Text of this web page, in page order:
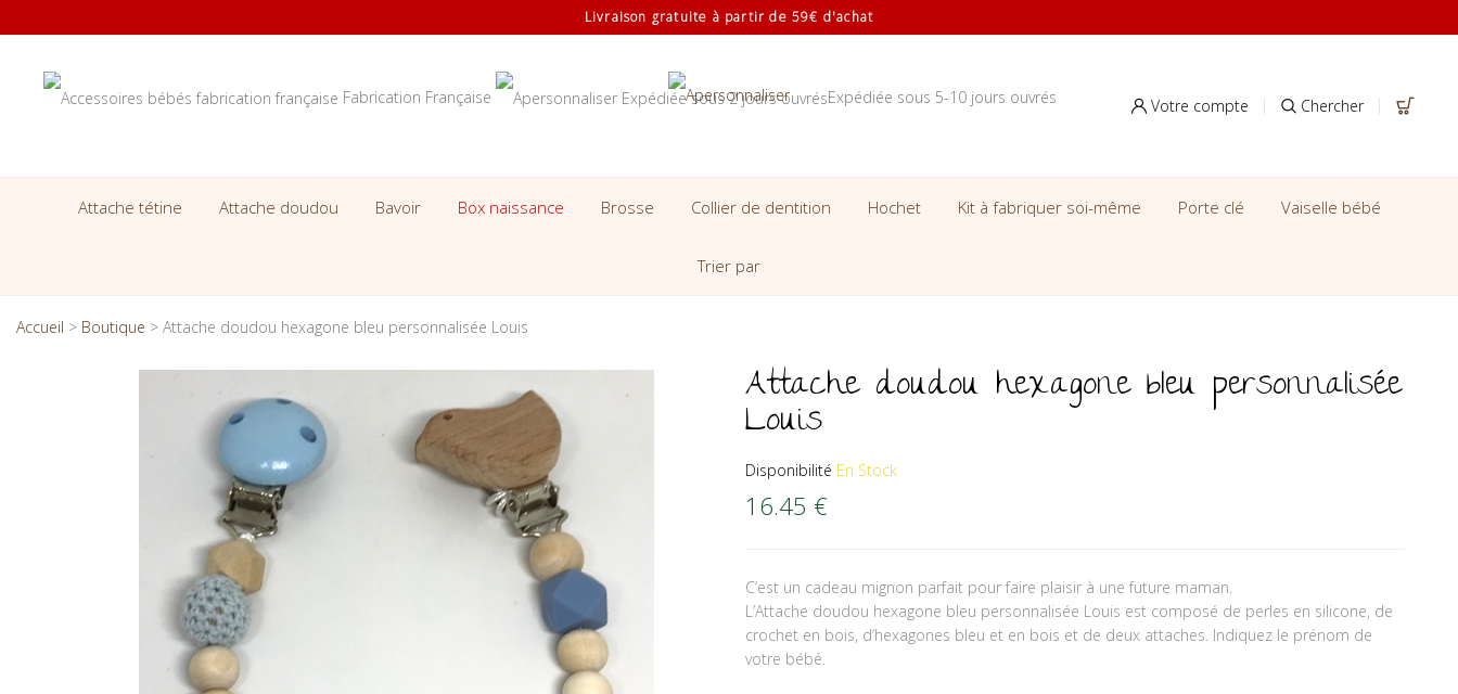
Livraison gratuite à partir de 59€ d'achat
Fabrication Française Expédiée sous 5-10 jours ouvrés Votre compte Chercher
Attache tétine Attache doudou Bavoir Box naissance Brosse Collier de dentition Hochet Kit à fabriquer soi-même Porte clé Vaiselle bébé
Trier par
Accueil > Boutique > Attache doudou hexagone bleu personnalisée Louis
Attache doudou hexagone bleu personnalisée
Louis
Disponibilité En Stock
16.45 €
C’est un cadeau mignon parfait pour faire plaisir à une future maman.
L’Attache doudou hexagone bleu personnalisée Louis est composé de perles en silicone, de
crochet en bois, d’hexagones bleu et en bois et de deux attaches. Indiquez le prénom de
votre bébé.